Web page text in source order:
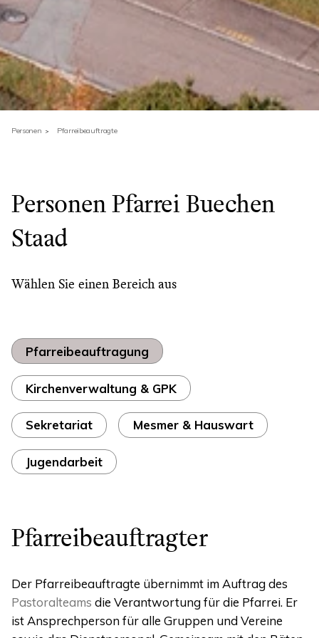
Personen Pfarreibeauftragte
Personen Pfarrei Buechen
Staad
Wählen Sie einen Bereich aus
Pfarreibeauftragung
Kirchenverwaltung & GPK
Sekretariat Mesmer & Hauswart
Jugendarbeit
Pfarreibeauftragter
Der Pfarreibeauftragte übernimmt im Auftrag des
Pastoralteams die Verantwortung für die Pfarrei. Er
ist Ansprechperson für alle Gruppen und Vereine